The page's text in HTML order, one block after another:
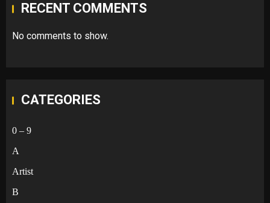
RECENT COMMENTS
No comments to show.
CATEGORIES
0 – 9
A
Artist
B